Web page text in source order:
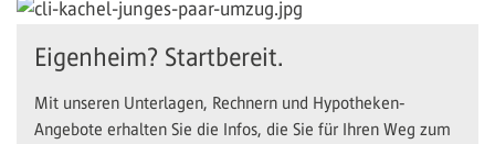
Eigenheim? Startbereit.
Mit unseren Unterlagen, Rechnern und Hypotheken-
Angebote erhalten Sie die Infos, die Sie für Ihren Weg zum